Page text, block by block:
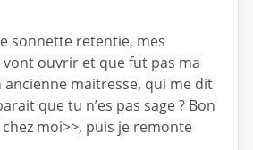
sonnette retentie, mes
ouvrir et que fut pas ma
maitresse, qui me dit
que tu n’es pas sage ? Bon
moi>>, puis je remonte